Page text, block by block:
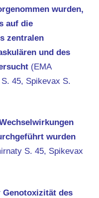
wurden,
auf die
zentralen
und des
(EMA
45, Spikevax S.
wurden
S. 45, Spikevax
Genotoxizität des